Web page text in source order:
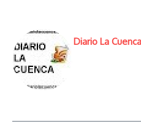
Diario La Cuenca